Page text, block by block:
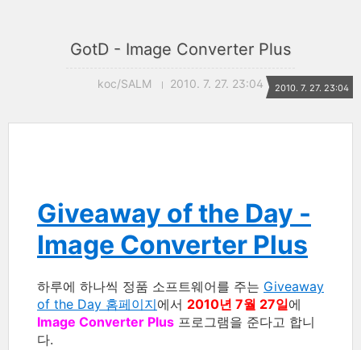
GotD - Image Converter Plus
koc/SALM 2010. 7. 27. 23:04 2010. 7. 27. 23:04
Giveaway of the Day -
Image Converter Plus
하루에 하나씩 정품 소프트웨어를 주는 Giveaway
of the Day 홈페이지에서 2010년 7월 27일에
Image Converter Plus 프로그램을 준다고 합니
다.